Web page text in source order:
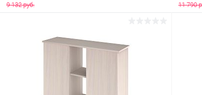
9 132 руб. 11 790